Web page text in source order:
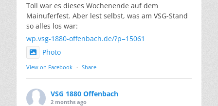
Toll war es dieses Wochenende auf dem
Mainuferfest. Aber lest selbst, was am VSG-Stand
so alles los war:
wp.vsg-1880-offenbach.de/?p=15061
Photo
View on Facebook · Share
VSG 1880 Offenbach
2 months ago